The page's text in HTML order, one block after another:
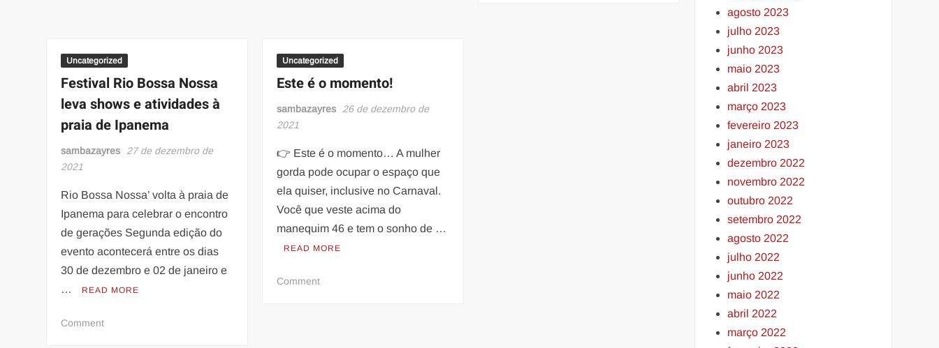
são
os
novos
coreógrafos
da
de
Portela
Uncategorized
Festival Rio Bossa Nossa
leva shows e atividades à
praia de Ipanema
sambazayres
27 de dezembro de
2021
Rio Bossa Nossa’ volta à praia de
Ipanema para celebrar o encontro
de gerações Segunda edição do
evento acontecerá entre os dias
30 de dezembro e 02 de janeiro e
…
READ MORE
Commenton
Uncategorized
Este é o momento!
sambazayres
26 de dezembro de
2021
👉 Este é o momento… A mulher
gorda pode ocupar o espaço que
ela quiser, inclusive no Carnaval.
Você que veste acima do
manequim 46 e tem o sonho de …
READ MORE
Commenton
agosto 2023
julho 2023
junho 2023
maio 2023
abril 2023
março 2023
fevereiro 2023
janeiro 2023
dezembro 2022
novembro 2022
outubro 2022
setembro 2022
agosto 2022
julho 2022
junho 2022
maio 2022
abril 2022
março 2022